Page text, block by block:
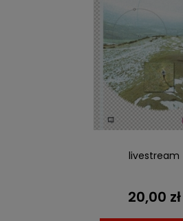
livestream
20,00 zł